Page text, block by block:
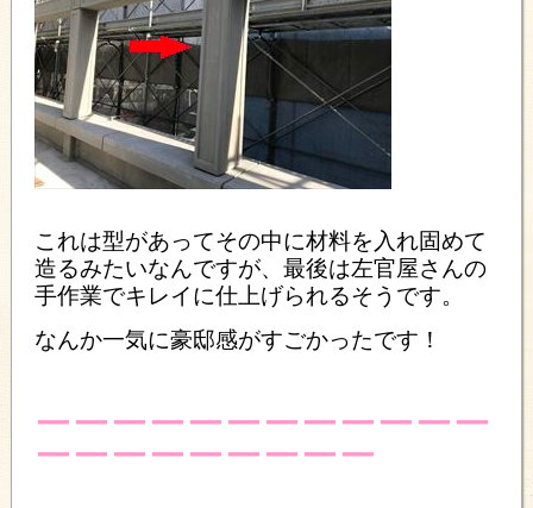
これは型があってその中に材料を入れ固めて
造るみたいなんですが、最後は左官屋さんの
手作業でキレイに仕上げられるそうです。
なんか一気に豪邸感がすごかったです！
ーーーーーーーーーーーー
ーーーーーーーーー